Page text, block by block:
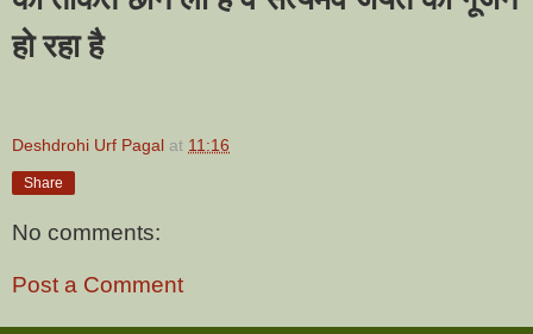
हो रहा है
Deshdrohi Urf Pagal at 11:16
Share
No comments:
Post a Comment